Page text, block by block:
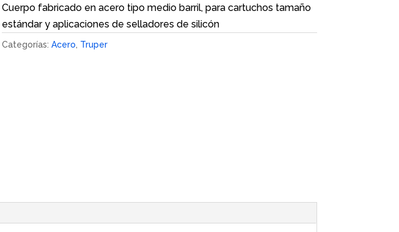
Cuerpo fabricado en acero tipo medio barril, para cartuchos tamaño
estándar y aplicaciones de selladores de silicón
Categorías: Acero Truper